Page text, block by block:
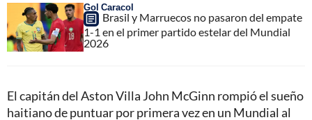
Gol Caracol
Brasil y Marruecos no pasaron del empate
1-1 en el primer partido estelar del Mundial
2026
El capitán del Aston Villa John McGinn rompió el sueño
haitiano de puntuar por primera vez en un Mundial al